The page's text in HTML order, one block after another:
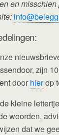
en
zijn
door hierop
kleine
woorden,
dat we